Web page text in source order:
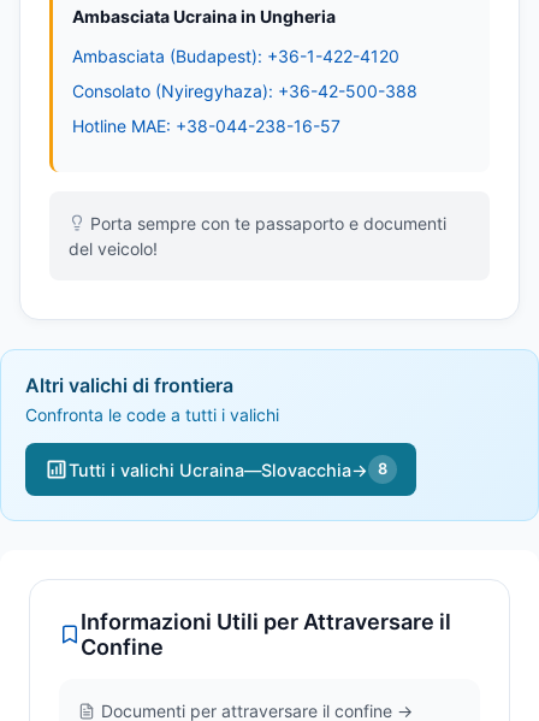
Ambasciata Ucraina in Ungheria
Ambasciata (Budapest): +36-1-422-4120
Consolato (Nyiregyhaza): +36-42-500-388
Hotline MAE: +38-044-238-16-57
Porta sempre con te passaporto e documenti
del veicolo!
Altri valichi di frontiera
Confronta le code a tutti i valichi
Tutti i valichi Ucraina—Slovacchia→ 8
Informazioni Utili per Attraversare il
Confine
Documenti per attraversare il confine →